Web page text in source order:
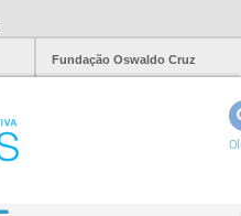
Fundação Oswaldo Cruz